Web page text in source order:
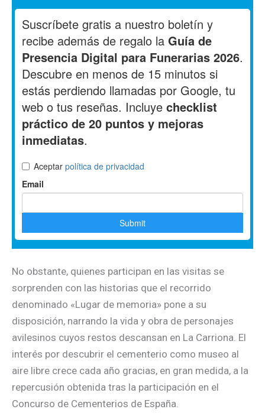
No obstante, quienes participan en las visitas se
sorprenden con las historias que el recorrido
denominado «Lugar de memoria» pone a su
disposición, narrando la vida y obra de personajes
avilesinos cuyos restos descansan en La Carriona. El
interés por descubrir el cementerio como museo al
aire libre crece cada año gracias, en gran medida, a la
repercusión obtenida tras la participación en el
Concurso de Cementerios de España.